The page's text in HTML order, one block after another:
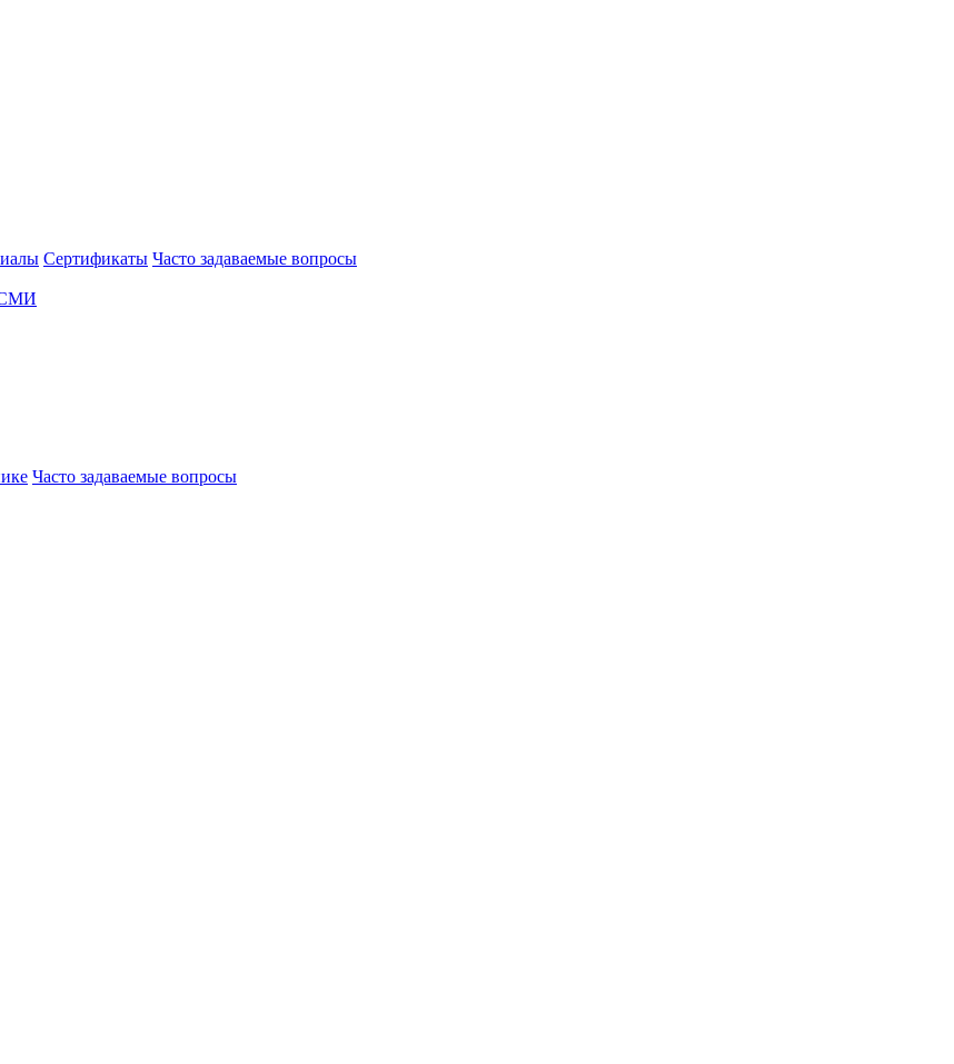
Сертификаты Часто задаваемые вопросы
Часто задаваемые вопросы